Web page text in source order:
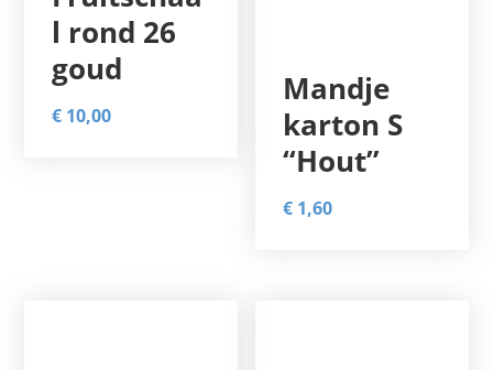
l rond 26
goud
€ 10,00
Mandje
karton S
“Hout”
€ 1,60